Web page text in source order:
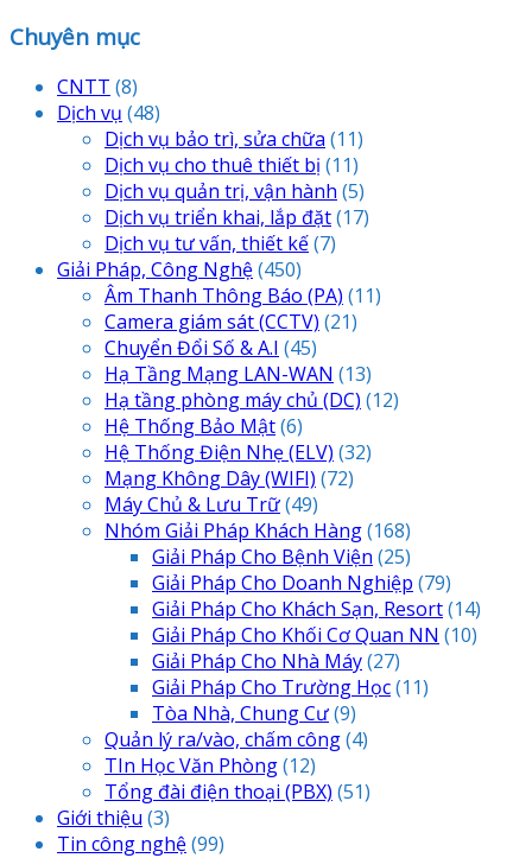
Chuyên mục
CNTT (8)
Dịch vụ (48)
Dịch vụ bảo trì, sửa chữa (11)
Dịch vụ cho thuê thiết bị (11)
Dịch vụ quản trị, vận hành (5)
Dịch vụ triển khai, lắp đặt(17)
Dịch vụ tư vấn, thiết kế(7)
Giải Pháp, Công Nghệ(450)
Âm Thanh Thông Báo (PA) (11)
Camera giám sát(CCTV) (21)
Chuyển Đổi Số & A.I (45)
Hạ Tầng Mạng LAN-WAN (13)
Hạ tầng phòng máy chủ (DC) (12)
Hệ Thống Bảo Mật(6)
Hệ Thống Điện Nhẹ(ELV) (32)
Mạng Không Dây(WIFI) (72)
Máy Chủ & Lưu Trữ(49)
Nhóm Giải Pháp Khách Hàng(168)
Giải Pháp Cho Bệnh Viện (25)
Giải Pháp Cho Doanh Nghiệp (79)
Giải Pháp Cho Khách Sạn, Resort(14)
Giải Pháp Cho Khối Cơ Quan NN (10)
Giải Pháp Cho Nhà Máy(27)
Giải Pháp Cho Trường Học(11)
Tòa Nhà, Chung Cư(9)
Quản lý ra/vào, chấm công(4)
TIn Học Văn Phòng(12)
Tổng đài điện thoại (PBX) (51)
Giới thiệu (3)
Tin công nghệ(99)